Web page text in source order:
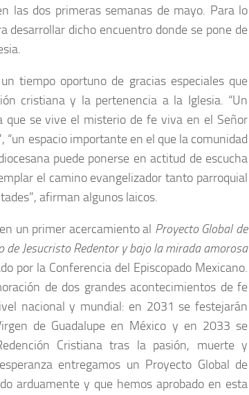
las dos primeras semanas de mayo. Para lo
desarrollar dicho encuentro donde se pone de
tiempo oportuno de gracias especiales que
cristiana y la pertenencia a la Iglesia. “Un
que se vive el misterio de fe viva en el Señor
espacio importante en el que la comunidad
puede ponerse en actitud de escucha
el camino evangelizador tanto parroquial
afirman algunos laicos.
un primer acercamiento al Proyecto Global de
Jesucristo Redentor y bajo la mirada amorosa
por la Conferencia del Episcopado Mexicano.
de dos grandes acontecimientos de fe
nacional y mundial: en 2031 se festejarán
de Guadalupe en México y en 2033 se
Cristiana tras la pasión, muerte y
entregamos un Proyecto Global de
arduamente y que hemos aprobado en esta